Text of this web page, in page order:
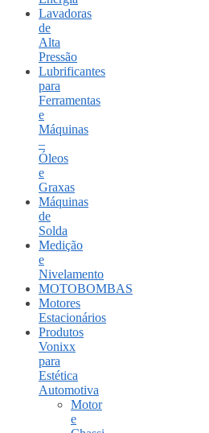
Lavadoras
de
Alta
Pressão
Lubrificantes
para
Ferramentas
e
Máquinas
–
Óleos
e
Graxas
Máquinas
de
Solda
Medição
e
Nivelamento
MOTOBOMBAS
Motores
Estacionários
Produtos
Vonixx
para
Estética
Automotiva
Motor
e